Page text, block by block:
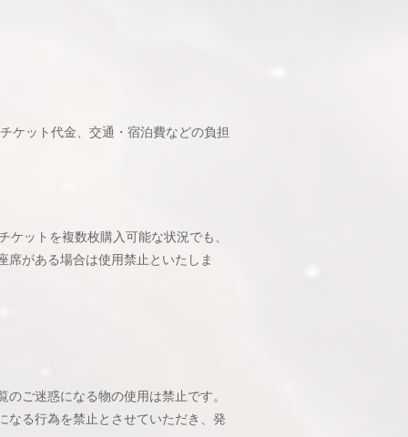
ケット代金、交通・宿泊費などの負担
ットを複数枚購入可能な状況でも、
がある場合は使用禁止といたしま
ご迷惑になる物の使用は禁止です。
なる行為を禁止とさせていただき、発